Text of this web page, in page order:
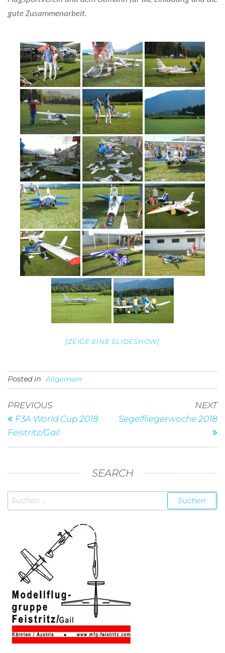
gute Zusammenarbeit.
[ZEIGE EINE SLIDESHOW]
Posted in Allgemein
Beitragsnavigation
Previous
Post
PREVIOUS
F3A World Cup 2018
Feistritz/Gail
NEXT
Segelfliegerwoche 2018
SEARCH
Suchen
nach: